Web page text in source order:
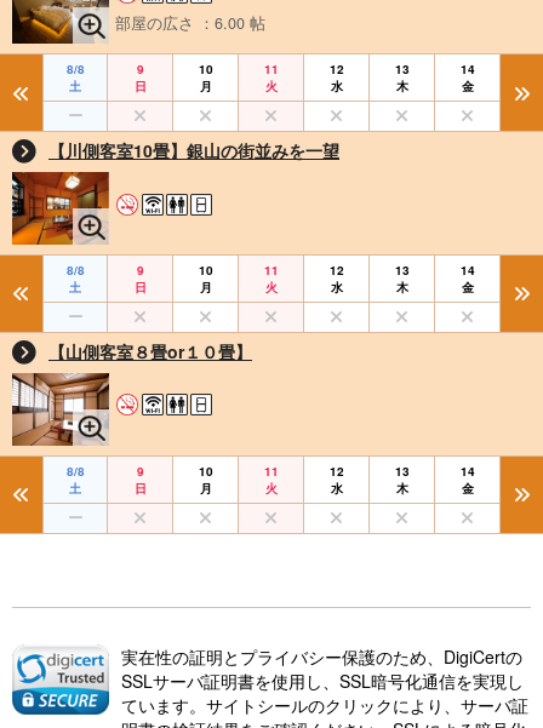
部屋の広さ ：6.00 帖
8/8
土
9
日
10
月
11
火
12
水
13
木
14
金
【川側客室10畳】銀山の街並みを一望
8/8
土
9
日
10
月
11
火
12
水
13
木
14
金
【山側客室８畳or１０畳】
8/8
土
9
日
10
月
11
火
12
水
13
木
14
金
実在性の証明とプライバシー保護のため、DigiCertの
SSLサーバ証明書を使用し、SSL暗号化通信を実現し
ています。サイトシールのクリックにより、サーバ証